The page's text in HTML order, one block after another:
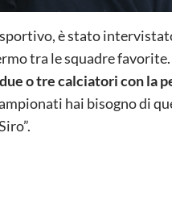
è stato
tra le squadre favorite.
o tre calciatori con la
hai bisogno di